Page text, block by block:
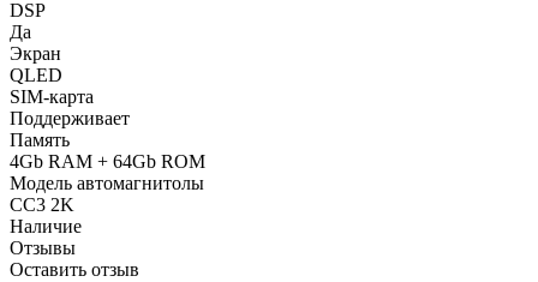
DSP
Да
Экран
QLED
SIM-карта
Поддерживает
Память
4Gb RAM + 64Gb ROM
Модель автомагнитолы
CC3 2K
Наличие
Отзывы
Оставить отзыв